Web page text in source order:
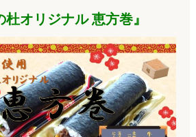
杜オリジナル 恵方巻』